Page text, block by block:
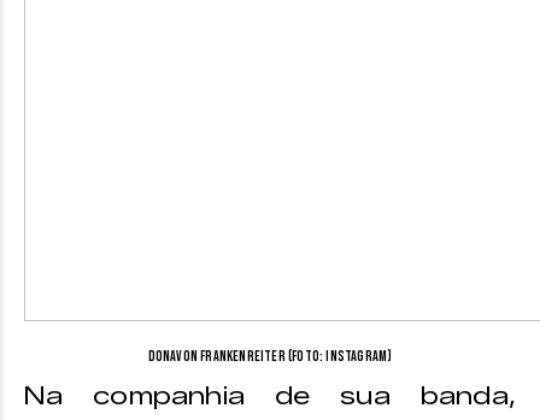
Donavon Frankenreiter (Foto: Instagram)
Na companhia de sua banda,